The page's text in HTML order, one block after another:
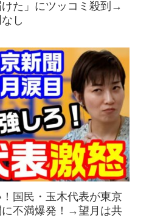
た」にツッコミ殺到→
し
！国民・玉木代表が東京
不満爆発！→望月は共